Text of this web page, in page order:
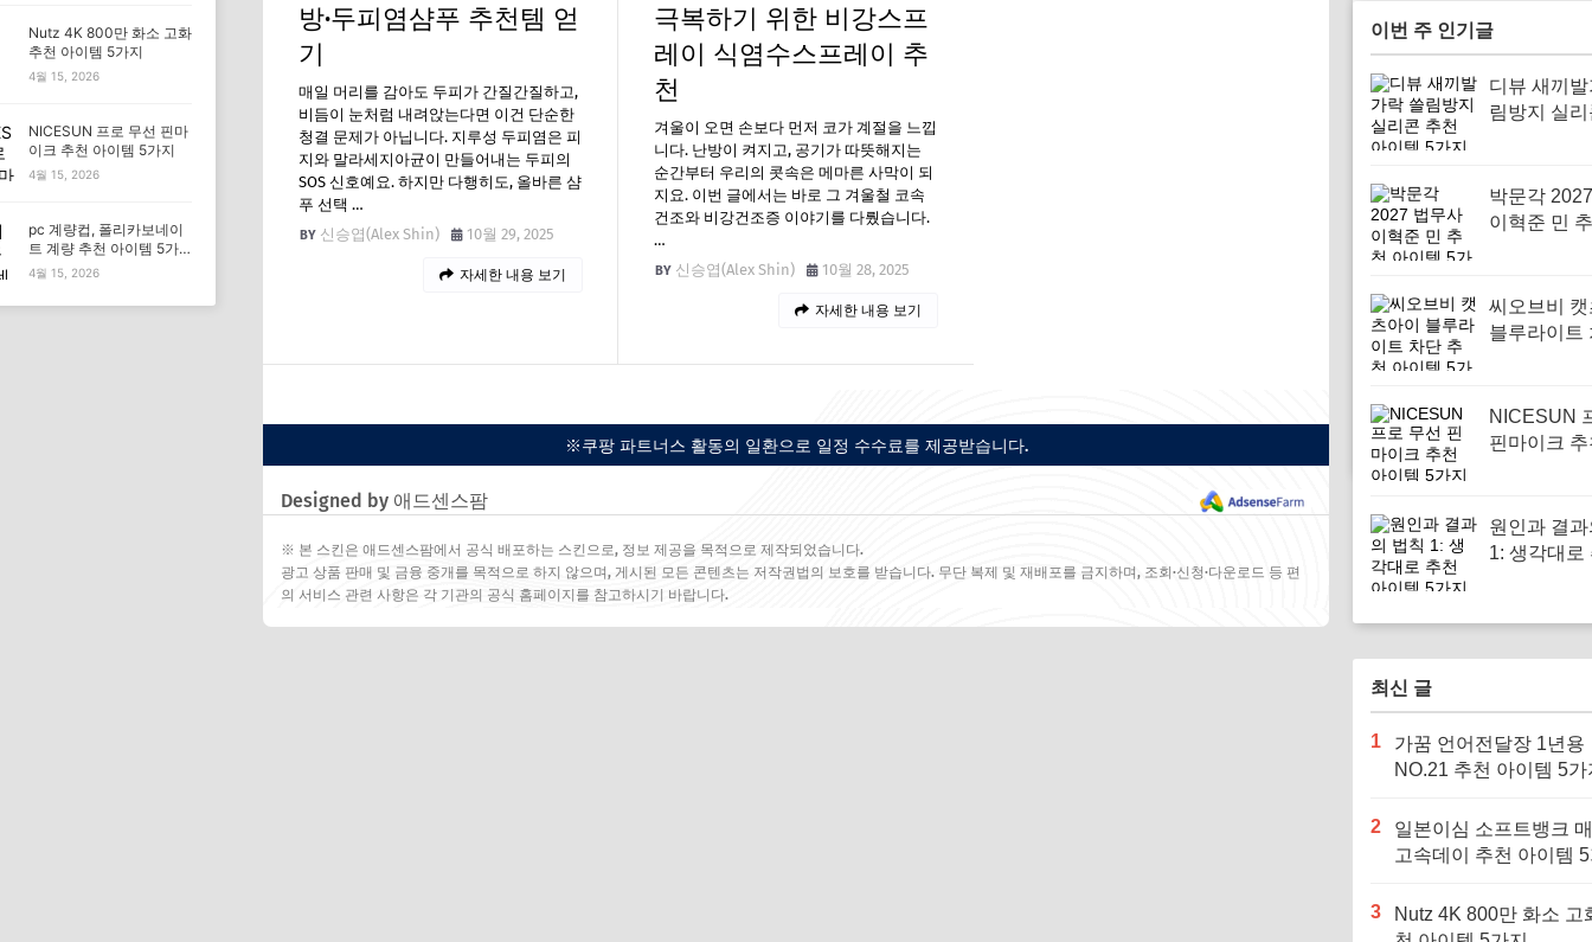
방·두피염샴푸 추천템 얻
기
매일 머리를 감아도 두피가 간질간질하고,
비듬이 눈처럼 내려앉는다면 이건 단순한
청결 문제가 아닙니다. 지루성 두피염은 피
지와 말라세지아균이 만들어내는 두피의
SOS 신호예요. 하지만 다행히도, 올바른 샴
푸 선택 …
신승엽(Alex Shin)
10월 29, 2025
자세한 내용 보기
극복하기 위한 비강스프
레이 식염수스프레이 추
천
겨울이 오면 손보다 먼저 코가 계절을 느낍
니다. 난방이 켜지고, 공기가 따뜻해지는
순간부터 우리의 콧속은 메마른 사막이 되
지요. 이번 글에서는 바로 그 겨울철 코속
건조와 비강건조증 이야기를 다뤘습니다.
…
신승엽(Alex Shin)
10월 28, 2025
자세한 내용 보기
※쿠팡 파트너스 활동의 일환으로 일정 수수료를 제공받습니다.
Designed by 애드센스팜
※ 본 스킨은 애드센스팜에서 공식 배포하는 스킨으로, 정보 제공을 목적으로 제작되었습니다.
광고 상품 판매 및 금융 중개를 목적으로 하지 않으며, 게시된 모든 콘텐츠는 저작권법의 보호를 받습니다. 무단 복제 및 재배포를 금지하며, 조회·신청·다운로드 등 편
의 서비스 관련 사항은 각 기관의 공식 홈페이지를 참고하시기 바랍니다.
이번 주 인기글
디뷰 새끼
림방지 실
박문각
이혁준 민
씨오브비
블루라이트
NICESUN
핀마이크
원인과 결
1: 생각대로
최신 글
1
가꿈 언어전달장 1년용
NO.21 추천 아이템 5가
2
일본이심 소프트뱅크
고속데이 추천 아이템
3
Nutz 4K 800만 화소 고
Nutz 4K 800만 화소 고화
추천 아이템 5가지
4월 15, 2026
NICESUN 프로 무선 핀마
이크 추천 아이템 5가지
4월 15, 2026
pc 계량컵, 폴리카보네이
트 계량 추천 아이템 5가
지
4월 15, 2026